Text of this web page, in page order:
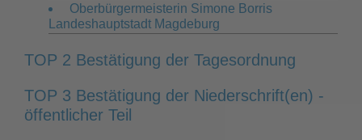
Oberbürgermeisterin Simone Borris
Landeshauptstadt Magdeburg
TOP 2 Bestätigung der Tagesordnung
TOP 3 Bestätigung der Niederschrift(en) -
öffentlicher Teil